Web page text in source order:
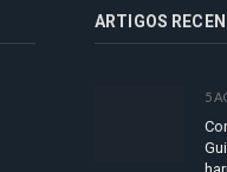
ARTIGOS
5